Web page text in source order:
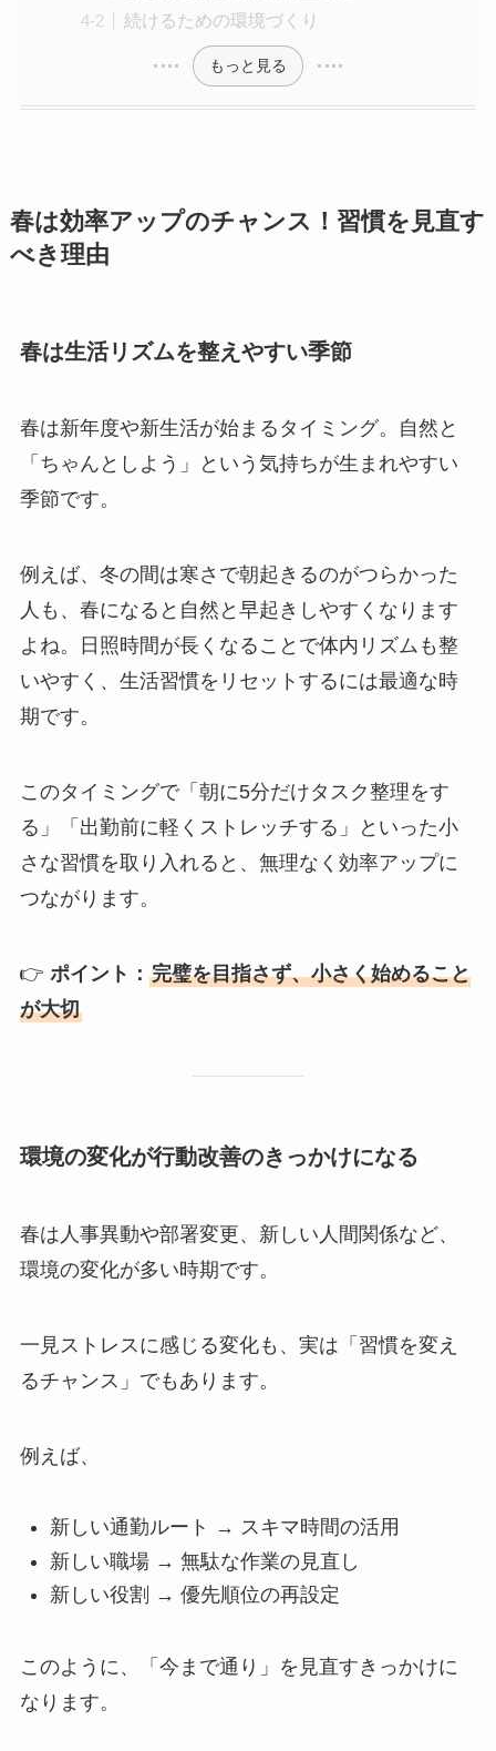
続けるための環境づくり
もっと見る
春は効率アップのチャンス！習慣を見直す
べき理由
春は生活リズムを整えやすい季節
春は新年度や新生活が始まるタイミング。自然と
「ちゃんとしよう」という気持ちが生まれやすい
季節です。
例えば、冬の間は寒さで朝起きるのがつらかった
人も、春になると自然と早起きしやすくなります
よね。日照時間が長くなることで体内リズムも整
いやすく、生活習慣をリセットするには最適な時
期です。
このタイミングで「朝に5分だけタスク整理をす
る」「出勤前に軽くストレッチする」といった小
さな習慣を取り入れると、無理なく効率アップに
つながります。
👉 ポイント： 完璧を目指さず、小さく始めること
が大切
環境の変化が行動改善のきっかけになる
春は人事異動や部署変更、新しい人間関係など、
環境の変化が多い時期です。
一見ストレスに感じる変化も、実は「習慣を変え
るチャンス」でもあります。
例えば、
新しい通勤ルート → スキマ時間の活用
新しい職場 → 無駄な作業の見直し
新しい役割 → 優先順位の再設定
このように、「今まで通り」を見直すきっかけに
なります。